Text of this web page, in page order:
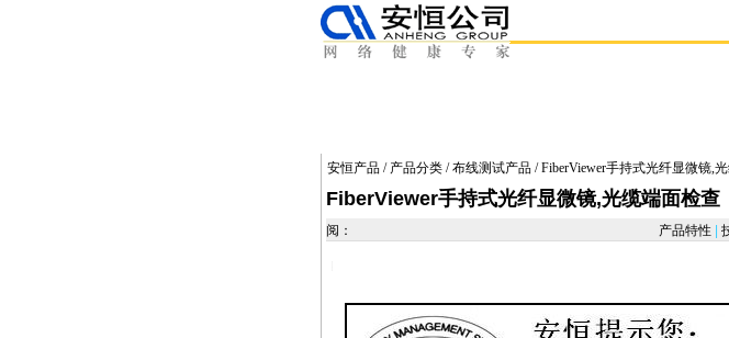
安恒产品 / 产品分类 /布线测试产品 / FiberViewer手持式光纤显微镜,
FiberViewer手持式光纤显微镜,光缆端面检查
阅： 产品特性